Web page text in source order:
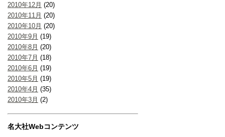
2010年12月 (20)
2010年11月 (20)
2010年10月 (20)
2010年9月 (19)
2010年8月 (20)
2010年7月 (18)
2010年6月 (19)
2010年5月 (19)
2010年4月 (35)
2010年3月 (2)
名大社Webコンテンツ